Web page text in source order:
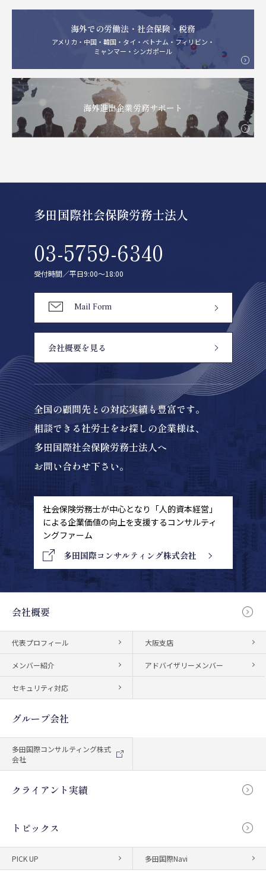
海外での労働法・社会保険・税務
アメリカ・中国・韓国・タイ・ベトナム・フィリビン・
ミャンマー・シンガポール
海外進出企業労務サポート
多田国際社会保険労務士法人
03-5759-6340
受付時間／平日9:00〜18:00
Mail Form
会社概要を見る
全国の顧問先との対応実績も豊富です。
相談できる社労士をお探しの企業様は、
多田国際社会保険労務士法人へ
お問い合わせ下さい。
社会保険労務士が中心となり「人的資本経営」
による企業価値の向上を支援するコンサルティ
ングファーム
多田国際コンサルティング株式会社
会社概要
代表プロフィール 大阪支店
メンバー紹介 アドバイザリーメンバー
セキュリティ対応
グループ会社
多田国際コンサルティング株式
会社
クライアント実績
トピックス
PICK UP 多田国際Navi